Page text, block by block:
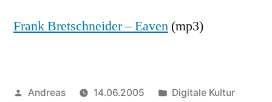
Frank Bretschneider – Eaven (mp3)
Veröffentlicht
Andreas 14.06.2005
Veröffentlicht
Digitale Kultur